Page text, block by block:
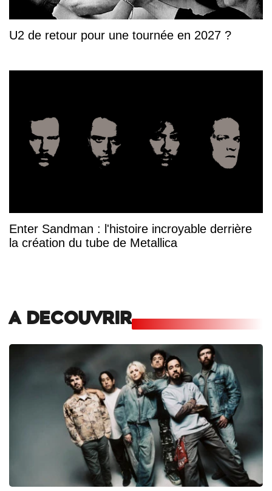
U2 de retour pour une tournée en 2027 ?
Enter Sandman : l'histoire incroyable derrière
la création du tube de Metallica
A DECOUVRIR